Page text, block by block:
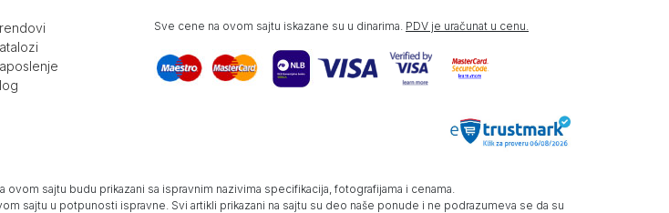
Sve cene na ovom sajtu iskazane su u dinarima. PDV je uračunat u cenu.
sajtu budu prikazani sa ispravnim nazivima specifikacija, fotografijama i cenama.
sajtu u potpunosti ispravne. Svi artikli prikazani na sajtu su deo naše ponude i ne podrazumeva se da su